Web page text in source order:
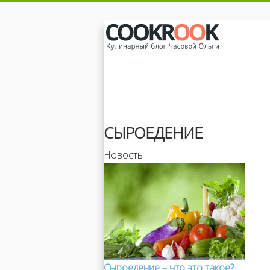
СЫРОЕДЕНИЕ
Новость